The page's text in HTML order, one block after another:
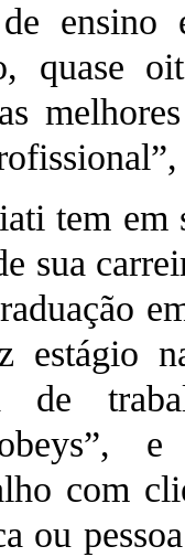
ensino
quase
tem em
sua
estágio
com
ou